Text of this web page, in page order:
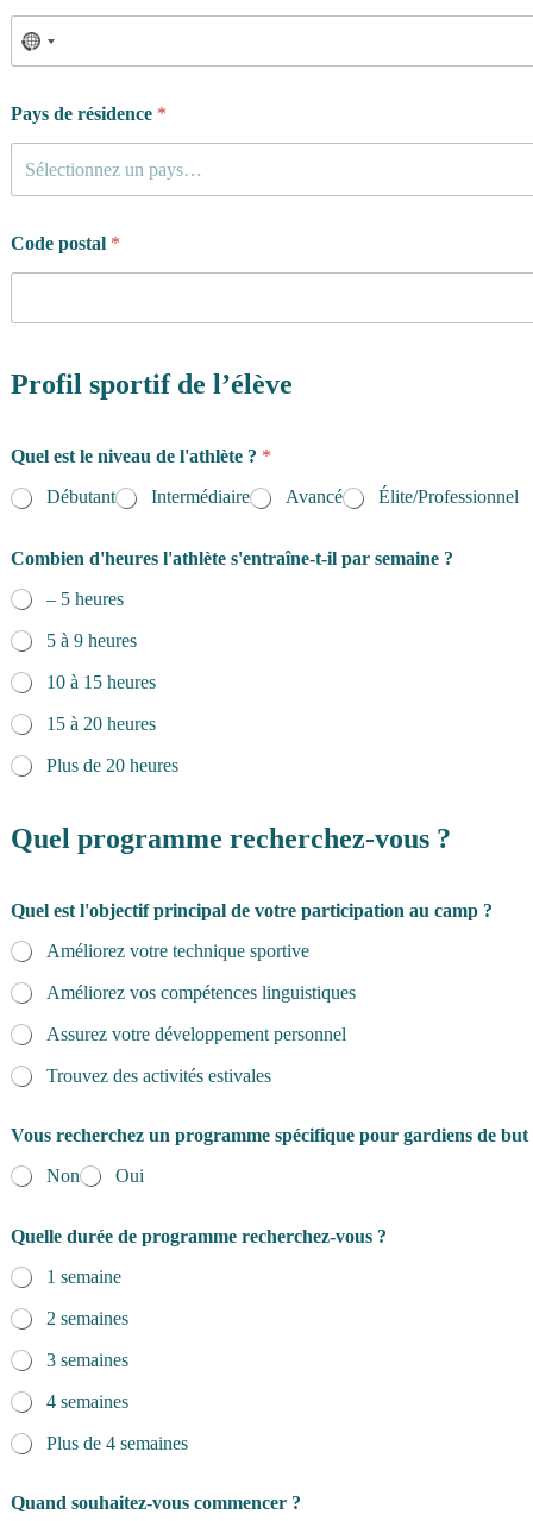
Pays de résidence *
Sélectionnez un pays…
Code postal *
Profil sportif de l’élève
Quel est le niveau de l'athlète ? *
Débutant
Intermédiaire Avancé Élite/Professionnel
Combien d'heures l'athlète s'entraîne-t-il par semaine ?
– 5 heures
5 à 9 heures
10 à 15 heures
15 à 20 heures
Plus de 20 heures
o
d
c
o
n
s
a
c
e
Quel programme recherchez-vous ?
Quel est l'objectif principal de votre participation au camp ?
Améliorez votre technique sportive
Améliorez vos compétences linguistiques
Assurez votre développement personnel
Trouvez des activités estivales
Vous recherchez un programme spécifique pour gardiens de but
Non
Oui
Quelle durée de programme recherchez-vous ?
1 semaine
2 semaines
3 semaines
4 semaines
Plus de 4 semaines
Quand souhaitez-vous commencer ?